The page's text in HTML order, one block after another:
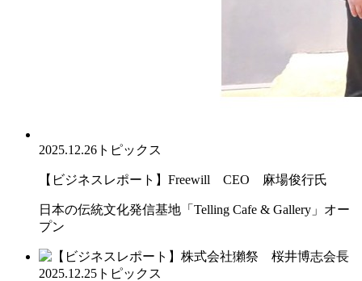
2025.12.26 トピックス
【ビジネスレポート】Freewill CEO 麻場俊行氏
日本の伝統文化発信基地「Telling Cafe & Gallery」オー
プン
2025.12.25 トピックス